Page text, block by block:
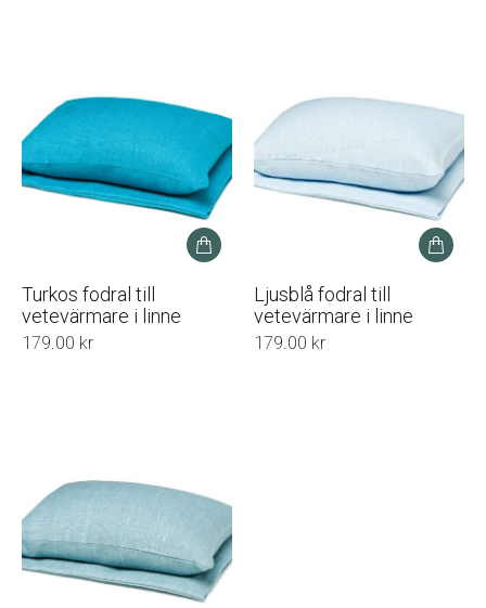
Turkos fodral till
vetevärmare i linne
179.00 kr
Ljusblå fodral till
vetevärmare i linne
179.00 kr